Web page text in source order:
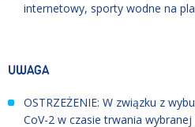
internetowy, sporty wodne na
UWAGA
OSTRZEŻENIE: W związku z
CoV-2 w czasie trwania